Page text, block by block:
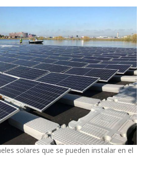
solares que se pueden instalar en el